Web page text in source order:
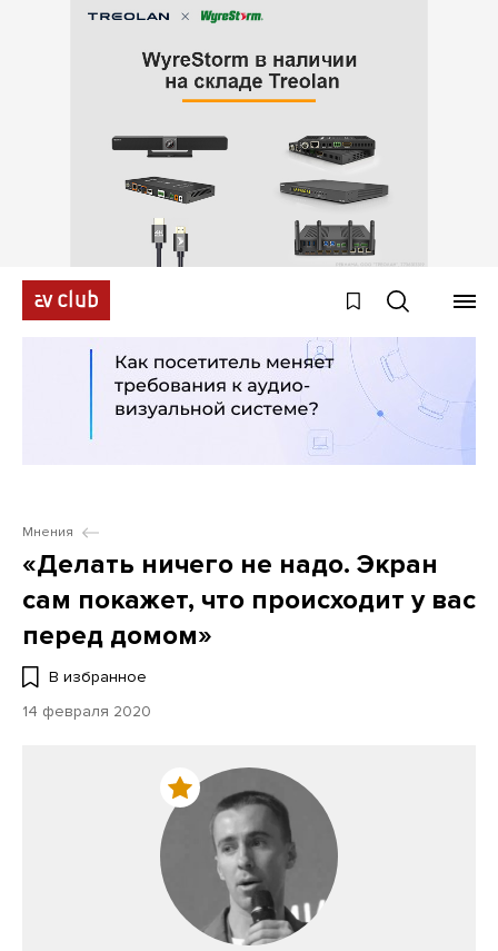
Мнения
«Делать ничего не надо. Экран
сам покажет, что происходит у вас
перед домом»
В избранное
14 февраля 2020